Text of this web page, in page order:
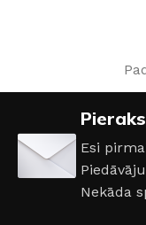
Esi
Nekāda